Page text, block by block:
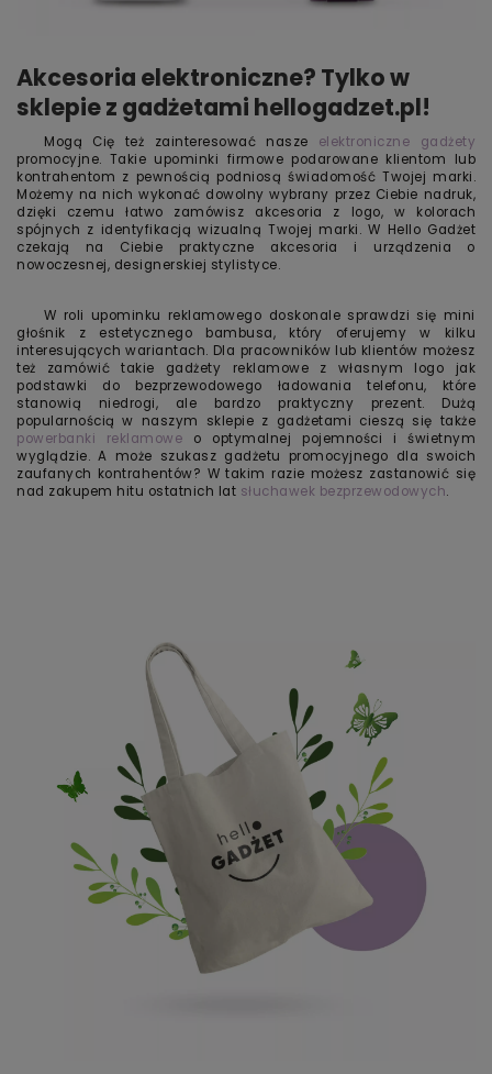
Akcesoria elektroniczne? Tylko w
sklepie z gadżetami hellogadzet.pl!
Mogą Cię też zainteresować nasze elektroniczne gadżety
promocyjne. Takie upominki firmowe podarowane klientom lub
kontrahentom z pewnością podniosą świadomość Twojej marki.
Możemy na nich wykonać dowolny wybrany przez Ciebie nadruk,
dzięki czemu łatwo zamówisz akcesoria z logo, w kolorach
spójnych z identyfikacją wizualną Twojej marki. W Hello Gadżet
czekają na Ciebie praktyczne akcesoria i urządzenia o
nowoczesnej, designerskiej stylistyce.
W roli upominku reklamowego doskonale sprawdzi się mini
głośnik z estetycznego bambusa, który oferujemy w kilku
interesujących wariantach. Dla pracowników lub klientów możesz
też zamówić takie gadżety reklamowe z własnym logo jak
podstawki do bezprzewodowego ładowania telefonu, które
stanowią niedrogi, ale bardzo praktyczny prezent. Dużą
popularnością w naszym sklepie z gadżetami cieszą się także
powerbanki reklamowe o optymalnej pojemności i świetnym
wyglądzie. A może szukasz gadżetu promocyjnego dla swoich
zaufanych kontrahentów? W takim razie możesz zastanowić się
nad zakupem hitu ostatnich lat słuchawek bezprzewodowych.